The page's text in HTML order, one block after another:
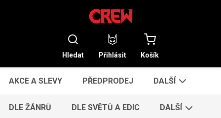
Hledat Přihlásit Košík
AKCE A SLEVY PŘEDPRODEJ DALŠÍ
DLE ŽÁNRŮ DLE SVĚTŮ A EDIC DALŠÍ